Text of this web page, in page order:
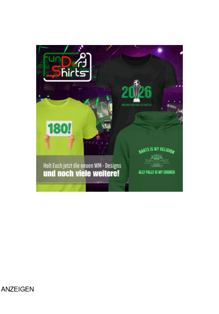
ANZEIGEN